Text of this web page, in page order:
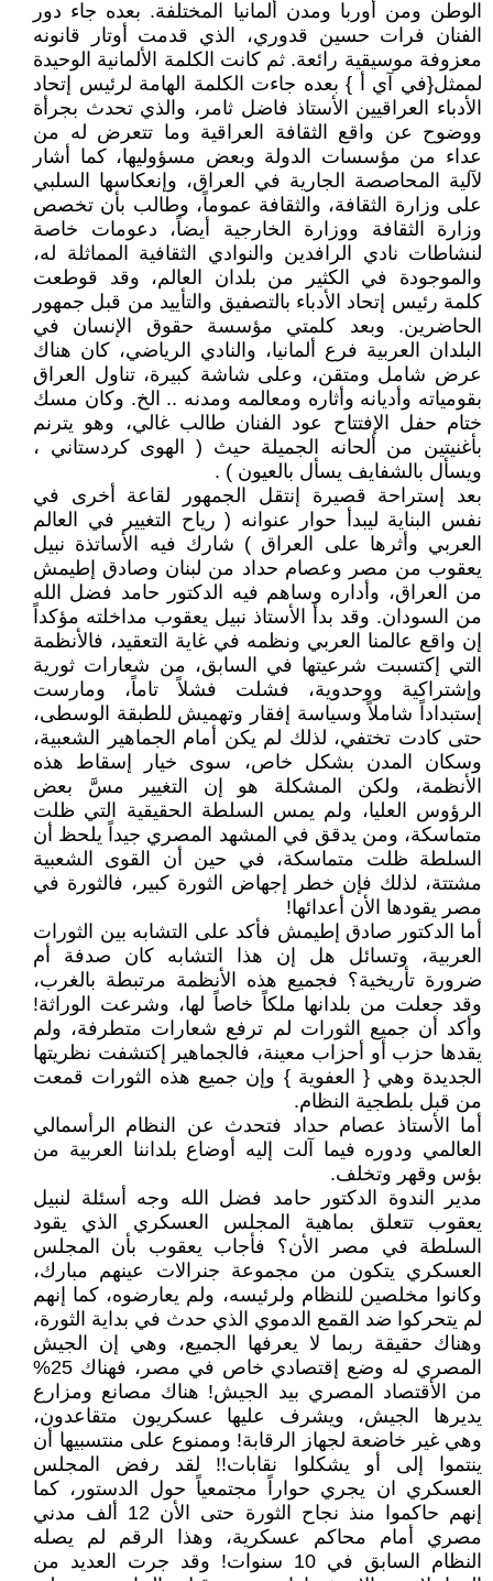
الوطن ومن أوربا ومدن ألمانيا المختلفة. بعده جاء دور
الفنان فرات حسين قدوري، الذي قدمت أوتار قانونه
معزوفة موسيقية رائعة. ثم كانت الكلمة الألمانية الوحيدة
لممثل{في آي أ } بعده جاءت الكلمة الهامة لرئيس إتحاد
الأدباء العراقيين الأستاذ فاضل ثامر، والذي تحدث بجرأة
ووضوح عن واقع الثقافة العراقية وما تتعرض له من
عداء من مؤسسات الدولة وبعض مسؤوليها، كما أشار
لآلية المحاصصة الجارية في العراق، وإنعكاسها السلبي
على وزارة الثقافة، والثقافة عموماً، وطالب بأن تخصص
وزارة الثقافة ووزارة الخارجية أيضاً، دعومات خاصة
لنشاطات نادي الرافدين والنوادي الثقافية المماثلة له،
والموجودة في الكثير من بلدان العالم، وقد قوطعت
كلمة رئيس إتحاد الأدباء بالتصفيق والتأييد من قبل جمهور
الحاضرين. وبعد كلمتي مؤسسة حقوق الإنسان في
البلدان العربية فرع ألمانيا، والنادي الرياضي، كان هناك
عرض شامل ومتقن، وعلى شاشة كبيرة، تناول العراق
بقومياته وأديانه وأثاره ومعالمه ومدنه .. الخ. وكان مسك
ختام حفل الإفتتاح عود الفنان طالب غالي، وهو يترنم
بأغنيتين من ألحانه الجميلة حيث ( الهوى كردستاني ،
ويسأل بالشفايف يسأل بالعيون ) .
بعد إستراحة قصيرة إنتقل الجمهور لقاعة أخرى في
نفس البناية ليبدأ حوار عنوانه ( رياح التغيير في العالم
العربي وأثرها على العراق ) شارك فيه الأساتذة نبيل
يعقوب من مصر وعصام حداد من لبنان وصادق إطيمش
من العراق، وأداره وساهم فيه الدكتور حامد فضل الله
من السودان. وقد بدأ الأستاذ نبيل يعقوب مداخلته مؤكداً
إن واقع عالمنا العربي ونظمه في غاية التعقيد، فالأنظمة
التي إكتسبت شرعيتها في السابق، من شعارات ثورية
وإشتراكية ووحدوية، فشلت فشلاً تاماً، ومارست
إستبداداً شاملاً وسياسة إفقار وتهميش للطبقة الوسطى،
حتى كادت تختفي، لذلك لم يكن أمام الجماهير الشعبية،
وسكان المدن بشكل خاص، سوى خيار إسقاط هذه
الأنظمة، ولكن المشكلة هو إن التغيير مسَّ بعض
الرؤوس العليا، ولم يمس السلطة الحقيقية التي ظلت
متماسكة، ومن يدقق في المشهد المصري جيداً يلحظ أن
السلطة ظلت متماسكة، في حين أن القوى الشعبية
مشتتة، لذلك فإن خطر إجهاض الثورة كبير، فالثورة في
مصر يقودها الأن أعدائها!
أما الدكتور صادق إطيمش فأكد على التشابه بين الثورات
العربية، وتسائل هل إن هذا التشابه كان صدفة أم
ضرورة تأريخية؟ فجميع هذه الأنظمة مرتبطة بالغرب،
وقد جعلت من بلدانها ملكاً خاصاً لها، وشرعت الوراثة!
وأكد أن جميع الثورات لم ترفع شعارات متطرفة، ولم
يقدها حزب أو أحزاب معينة، فالجماهير إكتشفت نظريتها
الجديدة وهي { العفوية } وإن جميع هذه الثورات قمعت
من قبل بلطجية النظام.
أما الأستاذ عصام حداد فتحدث عن النظام الرأسمالي
العالمي ودوره فيما آلت إليه أوضاع بلداننا العربية من
بؤس وقهر وتخلف.
مدير الندوة الدكتور حامد فضل الله وجه أسئلة لنبيل
يعقوب تتعلق بماهية المجلس العسكري الذي يقود
السلطة في مصر الأن؟ فأجاب يعقوب بأن المجلس
العسكري يتكون من مجموعة جنرالات عينهم مبارك،
وكانوا مخلصين للنظام ولرئيسه، ولم يعارضوه، كما إنهم
لم يتحركوا ضد القمع الدموي الذي حدث في بداية الثورة،
وهناك حقيقة ربما لا يعرفها الجميع، وهي إن الجيش
المصري له وضع إقتصادي خاص في مصر، فهناك 25%
من الأقتصاد المصري بيد الجيش! هناك مصانع ومزارع
يديرها الجيش، ويشرف عليها عسكريون متقاعدون،
وهي غير خاضعة لجهاز الرقابة! وممنوع على منتسبيها أن
ينتموا إلى أو يشكلوا نقابات!! لقد رفض المجلس
العسكري ان يجري حواراً مجتمعياً حول الدستور، كما
إنهم حاكموا منذ نجاح الثورة حتى الأن 12 ألف مدني
مصري أمام محاكم عسكرية، وهذا الرقم لم يصله
النظام السابق في 10 سنوات! وقد جرت العديد من